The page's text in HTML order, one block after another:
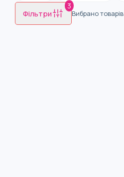
Фільтри
3
Вибрано товарів